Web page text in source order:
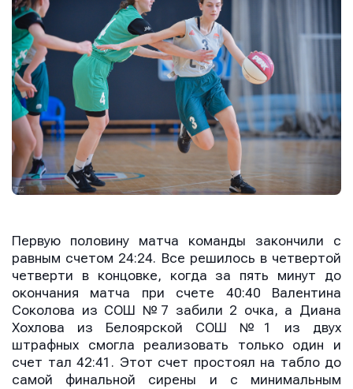
Первую половину матча команды закончили с
равным счетом 24:24. Все решилось в четвертой
четверти в концовке, когда за пять минут до
окончания матча при счете 40:40 Валентина
Соколова из СОШ №7 забили 2 очка, а Диана
Хохлова из Белоярской СОШ №1 из двух
штрафных смогла реализовать только один и
счет тал 42:41. Этот счет простоял на табло до
самой финальной сирены и с минимальным